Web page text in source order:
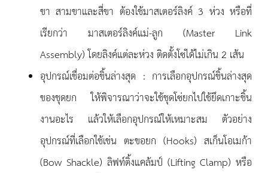
ขา สามขาและสี่ขา ต้องใช้มาสเตอร์ลิงค์ 3 ห่วง หรือที่
เรียกว่า มาสเตอร์ลิงค์แม่-ลูก (Master Link
Assembly) โดยลิงค์แต่ละห่วง ติดตั้งโซ่ได้ไม่เกิน 2 เส้น
อุปกรณ์เชื่อมต่อชิ้นล่างสุด : การเลือกอุปกรณ์ชิ้นล่างสุด
ของชุดยก ให้พิจารณาว่าจะใช้ชุดโซ่ยกไปใช้ยึดเกาะชิ้น
งานอะไร แล้วให้เลือกอุปกรณ์ให้เหมาะสม ตัวอย่าง
อุปกรณ์ที่เลือกใช้เช่น ตะขอยก (Hooks) สเก็นโอเมก้า
(Bow Shackle) ลิฟท์ติ้งแคล้มป์ (Lifting Clamp) หรือ